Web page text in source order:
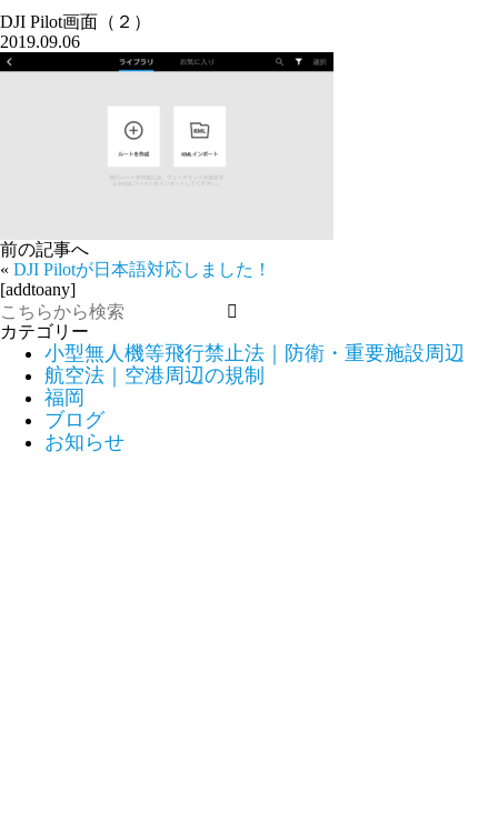
DJI Pilot画面（２）
2019.09.06
前の記事へ
« DJI Pilotが日本語対応しました！
[addtoany]
カテゴリー
小型無人機等飛行禁止法｜防衛・重要施設周辺
航空法｜空港周辺の規制
福岡
ブログ
お知らせ